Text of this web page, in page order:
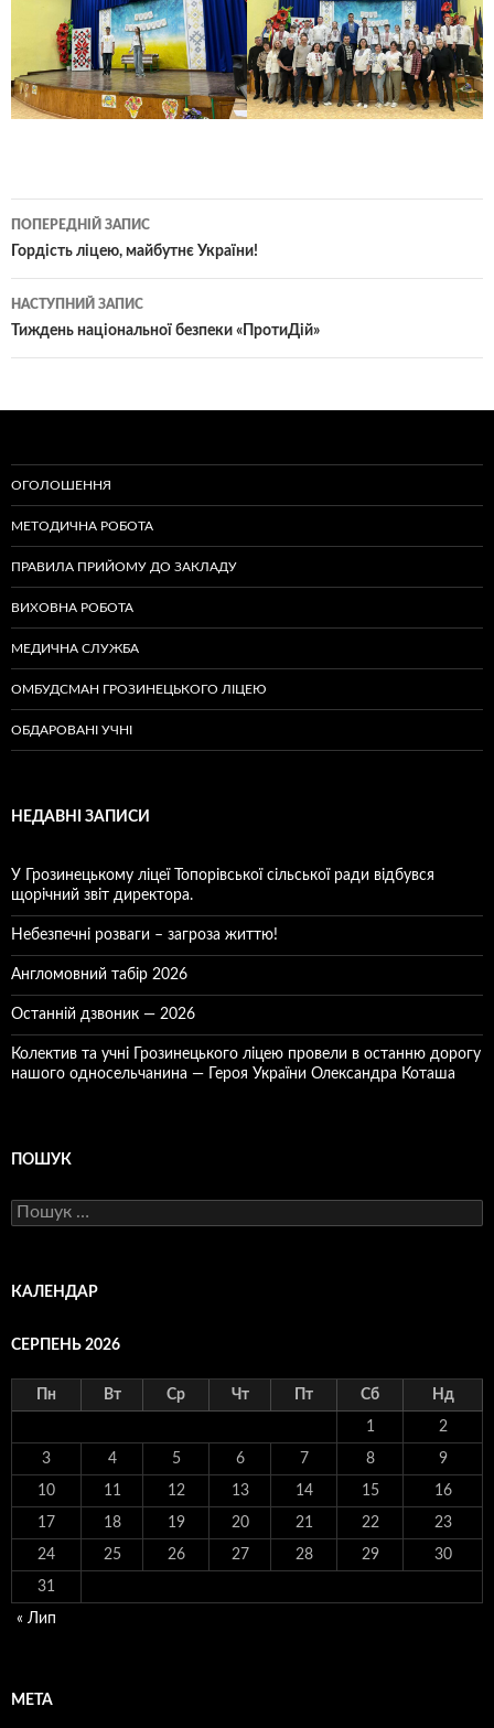
Навігація
по
записам
ПОПЕРЕДНІЙ ЗАПИС
Гордість ліцею, майбутнє України!
НАСТУПНИЙ ЗАПИС
Тиждень національної безпеки «ПротиДій»
ОГОЛОШЕННЯ
МЕТОДИЧНА РОБОТА
ПРАВИЛА ПРИЙОМУ ДО ЗАКЛАДУ
ВИХОВНА РОБОТА
МЕДИЧНА СЛУЖБА
ОМБУДСМАН ГРОЗИНЕЦЬКОГО ЛІЦЕЮ
ОБДАРОВАНІ УЧНІ
НЕДАВНІ ЗАПИСИ
У Грозинецькому ліцеї Топорівської сільської ради відбувся
щорічний звіт директора.
Небезпечні розваги – загроза життю!
Англомовний табір 2026
Останній дзвоник — 2026
Колектив та учні Грозинецького ліцею провели в останню дорогу
нашого односельчанина — Героя України Олександра Коташа
ПОШУК
Пошук:
КАЛЕНДАР
СЕРПЕНЬ 2026
Пн Вт Ср Чт Пт Сб Нд
1 2
3 4 5 6 7 8 9
10 11 12 13 14 15 16
17 18 19 20 21 22 23
24 25 26 27 28 29 30
31
« Лип
МЕТА